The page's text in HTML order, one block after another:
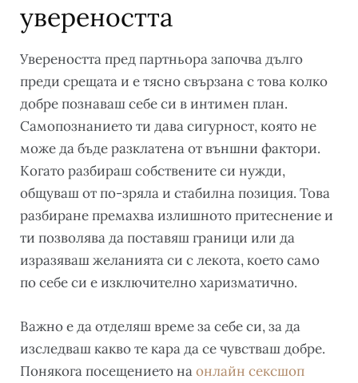
увереността
Увереността пред партньора започва дълго
преди срещата и е тясно свързана с това колко
добре познаваш себе си в интимен план.
Самопознанието ти дава сигурност, която не
може да бъде разклатена от външни фактори.
Когато разбираш собствените си нужди,
общуваш от по-зряла и стабилна позиция. Това
разбиране премахва излишното притеснение и
ти позволява да поставяш граници или да
изразяваш желанията си с лекота, което само
по себе си е изключително харизматично.
Важно е да отделяш време за себе си, за да
изследваш какво те кара да се чувстваш добре.
Понякога посещението наонлайн сексшоп